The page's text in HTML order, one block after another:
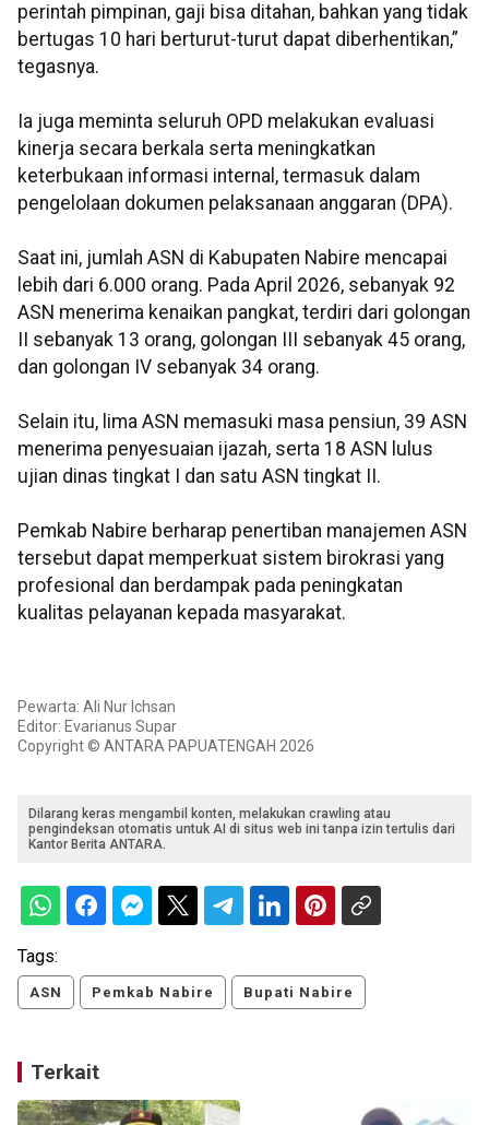
perintah pimpinan, gaji bisa ditahan, bahkan yang tidak
bertugas 10 hari berturut-turut dapat diberhentikan,”
tegasnya.
Ia juga meminta seluruh OPD melakukan evaluasi
kinerja secara berkala serta meningkatkan
keterbukaan informasi internal, termasuk dalam
pengelolaan dokumen pelaksanaan anggaran (DPA).
Saat ini, jumlah ASN di Kabupaten Nabire mencapai
lebih dari 6.000 orang. Pada April 2026, sebanyak 92
ASN menerima kenaikan pangkat, terdiri dari golongan
II sebanyak 13 orang, golongan III sebanyak 45 orang,
dan golongan IV sebanyak 34 orang.
Selain itu, lima ASN memasuki masa pensiun, 39 ASN
menerima penyesuaian ijazah, serta 18 ASN lulus
ujian dinas tingkat I dan satu ASN tingkat II.
Pemkab Nabire berharap penertiban manajemen ASN
tersebut dapat memperkuat sistem birokrasi yang
profesional dan berdampak pada peningkatan
kualitas pelayanan kepada masyarakat.
Pewarta: Ali Nur Ichsan
Editor: Evarianus Supar
Copyright © ANTARA PAPUATENGAH 2026
Dilarang keras mengambil konten, melakukan crawling atau
pengindeksan otomatis untuk AI di situs web ini tanpa izin tertulis dari
Kantor Berita ANTARA.
Tags:
ASN Pemkab Nabire Bupati Nabire
Terkait